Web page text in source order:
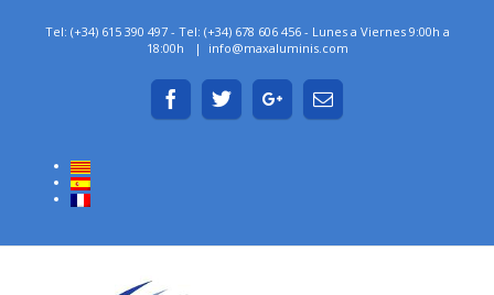
Tel: (+34) 615 390 497 - Tel: (+34) 678 606 456 - Lunes a Viernes 9:00h a
18:00h
| info@maxaluminis.com